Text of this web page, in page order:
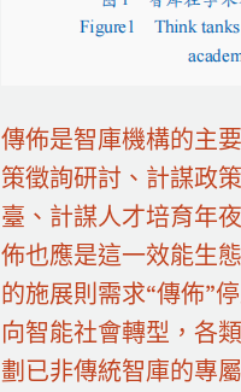
傳佈是智庫機構的主
策徵詢研討、計謀政
臺、計謀人才培育年
佈也應是這一效能生
的施展則需求“傳佈”
向智能社會轉型，各
劃已非傳統智庫的專